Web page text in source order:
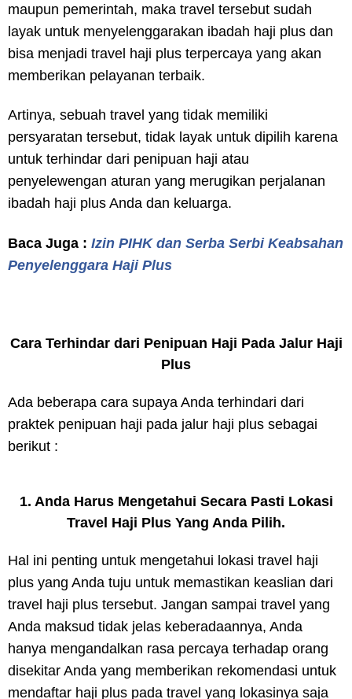
maupun pemerintah, maka travel tersebut sudah
layak untuk menyelenggarakan ibadah haji plus dan
bisa menjadi travel haji plus terpercaya yang akan
memberikan pelayanan terbaik.
Artinya, sebuah travel yang tidak memiliki
persyaratan tersebut, tidak layak untuk dipilih karena
untuk terhindar dari penipuan haji atau
penyelewengan aturan yang merugikan perjalanan
ibadah haji plus Anda dan keluarga.
Baca Juga : Izin PIHK dan Serba Serbi Keabsahan
Penyelenggara Haji Plus
Cara Terhindar dari Penipuan Haji Pada Jalur Haji
Plus
Ada beberapa cara supaya Anda terhindari dari
praktek penipuan haji pada jalur haji plus sebagai
berikut :
1. Anda Harus Mengetahui Secara Pasti Lokasi
Travel Haji Plus Yang Anda Pilih.
Hal ini penting untuk mengetahui lokasi travel haji
plus yang Anda tuju untuk memastikan keaslian dari
travel haji plus tersebut. Jangan sampai travel yang
Anda maksud tidak jelas keberadaannya, Anda
hanya mengandalkan rasa percaya terhadap orang
disekitar Anda yang memberikan rekomendasi untuk
mendaftar haji plus pada travel yang lokasinya saja